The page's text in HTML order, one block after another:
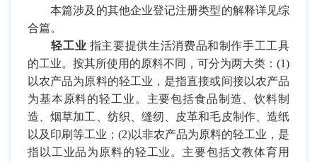
本篇涉及的其他企业登记注册类型的解释详见综
合篇。
轻工业 指主要提供生活消费品和制作手工工具
的工业。按其所使用的原料不同，可分为两大类： (1)
以农产品为原料的轻工业，是指直接或间接以农产品
为基本原料的轻工业。主要包括食品制造、饮料制
造、烟草加工、纺织、缝纫、皮革和毛皮制作、造纸
以及印刷等工业； (2)以非农产品为原料的轻工业，是
指以工业品为原料的轻工业。主要包括文教体育用